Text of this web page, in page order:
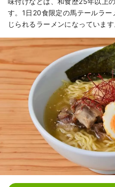
す。1日20食限定の馬テールラ
じられるラーメンになっていま